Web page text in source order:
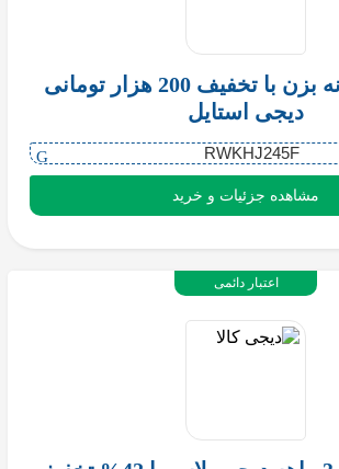
استایل مردانه بزن با تخفیف 200 هزار تومانی
دیجی استایل
RWKHJ245F
مشاهده جزئیات و خرید
اعتبار دائمی